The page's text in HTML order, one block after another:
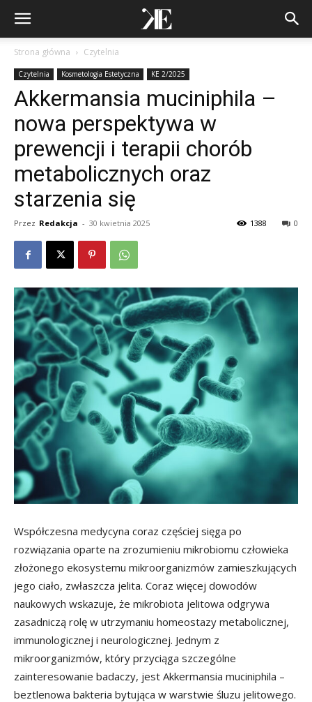
Strona główna Czytelnia
Czytelnia Kosmetologia Estetyczna KE 2/2025
Akkermansia muciniphila –
nowa perspektywa w
prewencji i terapii chorób
metabolicznych oraz
starzenia się
Przez Redakcja - 30 kwietnia 2025 0
1388
Współczesna medycyna coraz częściej sięga po
rozwiązania oparte na zrozumieniu mikrobiomu człowieka
złożonego ekosystemu mikroorganizmów zamieszkujących
jego ciało, zwłaszcza jelita. Coraz więcej dowodów
naukowych wskazuje, że mikrobiota jelitowa odgrywa
zasadniczą rolę w utrzymaniu homeostazy metabolicznej,
immunologicznej i neurologicznej. Jednym z
mikroorganizmów, który przyciąga szczególne
zainteresowanie badaczy, jest Akkermansia muciniphila –
beztlenowa bakteria bytująca w warstwie śluzu jelitowego.